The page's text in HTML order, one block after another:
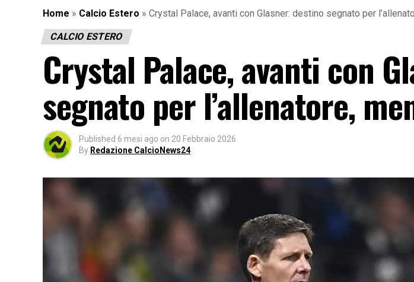
Home » Calcio Estero » Crystal Palace, avanti con Glasner: destino segnato per
CALCIO ESTERO
Crystal Palace, avanti con
segnato per l’allenatore,
Published 6 mesi ago on 20 Febbraio 2026
By Redazione CalcioNews24